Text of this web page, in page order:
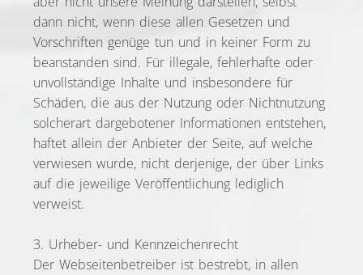
dann nicht, wenn diese allen Gesetzen und
Vorschriften genüge tun und in keiner Form zu
beanstanden sind. Für illegale, fehlerhafte oder
unvollständige Inhalte und insbesondere für
Schäden, die aus der Nutzung oder Nichtnutzung
solcherart dargebotener Informationen entstehen,
haftet allein der Anbieter der Seite, auf welche
verwiesen wurde, nicht derjenige, der über Links
auf die jeweilige Veröffentlichung lediglich
verweist.
3. Urheber- und Kennzeichenrecht
Der Webseitenbetreiber ist bestrebt, in allen